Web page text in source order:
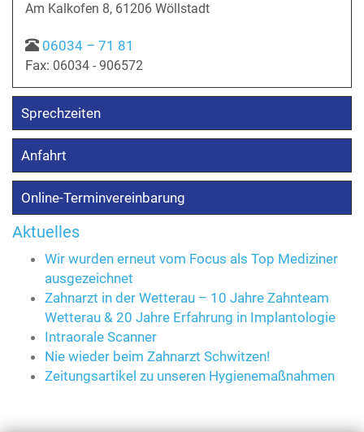
Am Kalkofen 8, 61206 Wöllstadt
06034 – 71 81
Fax: 06034 - 906572
Sprechzeiten
Anfahrt
Online-Terminvereinbarung
Aktuelles
Wir wurden erneut vom Focus als Top Mediziner
ausgezeichnet
Zahnarzt in der Wetterau – 10 Jahre Zahnteam
Wetterau & 20 Jahre Erfahrung in Implantologie
Intraorale Scanner
Nie wieder beim Zahnarzt Schwitzen!
Zeitungsartikel zu unseren Hygienemaßnahmen